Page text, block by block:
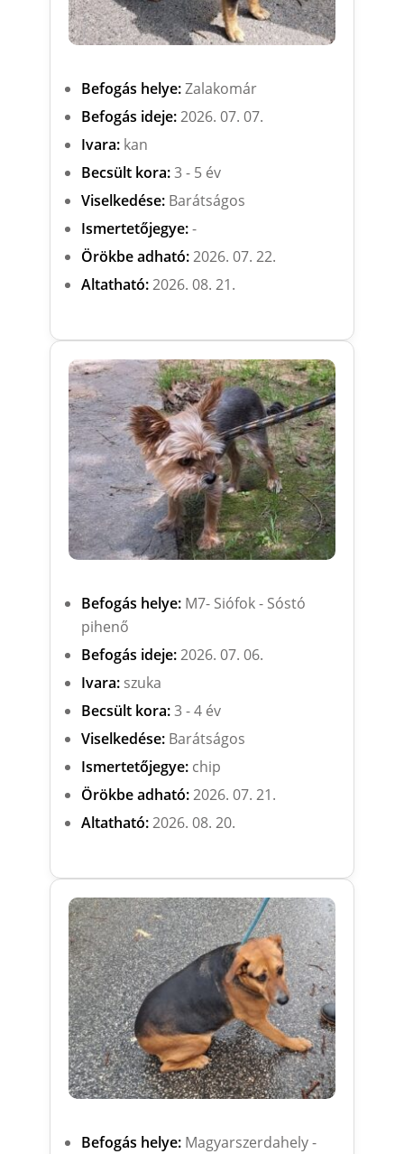
Befogás helye:Zalakomár
Befogás ideje:2026. 07. 07.
Ivara:kan
Becsült kora:3 - 5 év
Viselkedése:Barátságos
Ismertetőjegye:-
Örökbe adható:2026. 07. 22.
Altatható:2026. 08. 21.
Befogás helye:M7- Siófok - Sóstó
pihenő
Befogás ideje:2026. 07. 06.
Ivara:szuka
Becsült kora:3 - 4 év
Viselkedése:Barátságos
Ismertetőjegye:chip
Örökbe adható:2026. 07. 21.
Altatható:2026. 08. 20.
Befogás helye:Magyarszerdahely -